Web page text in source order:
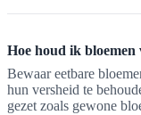
Hoe houd ik
Bewaar eetbare
hun versheid te
gezet zoals gewone